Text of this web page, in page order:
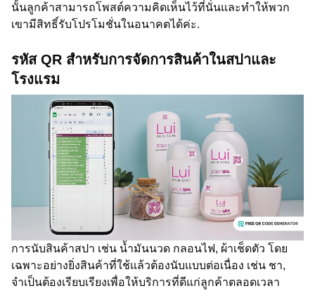
นั้นลูกค้าสามารถโพสต์ความคิดเห็นไว้ที่นั่นและทำให้พวก
เขามีสิทธิ์รับโปรโมชั่นในอนาคตได้ค่ะ.
รหัส QR สำหรับการจัดการสินค้าในสปาและ
โรงแรม
การนับสินค้าสปา เช่น น้ำมันนวด กลอนไฟ, ผ้าเช็ดตัว โดย
เฉพาะอย่างยิ่งสินค้าที่ใช้แล้วต้องนับแบบต่อเนื่อง เช่น ชา,
จำเป็นต้องเรียบเรียงเพื่อให้บริการที่ดีแก่ลูกค้าตลอดเวลา